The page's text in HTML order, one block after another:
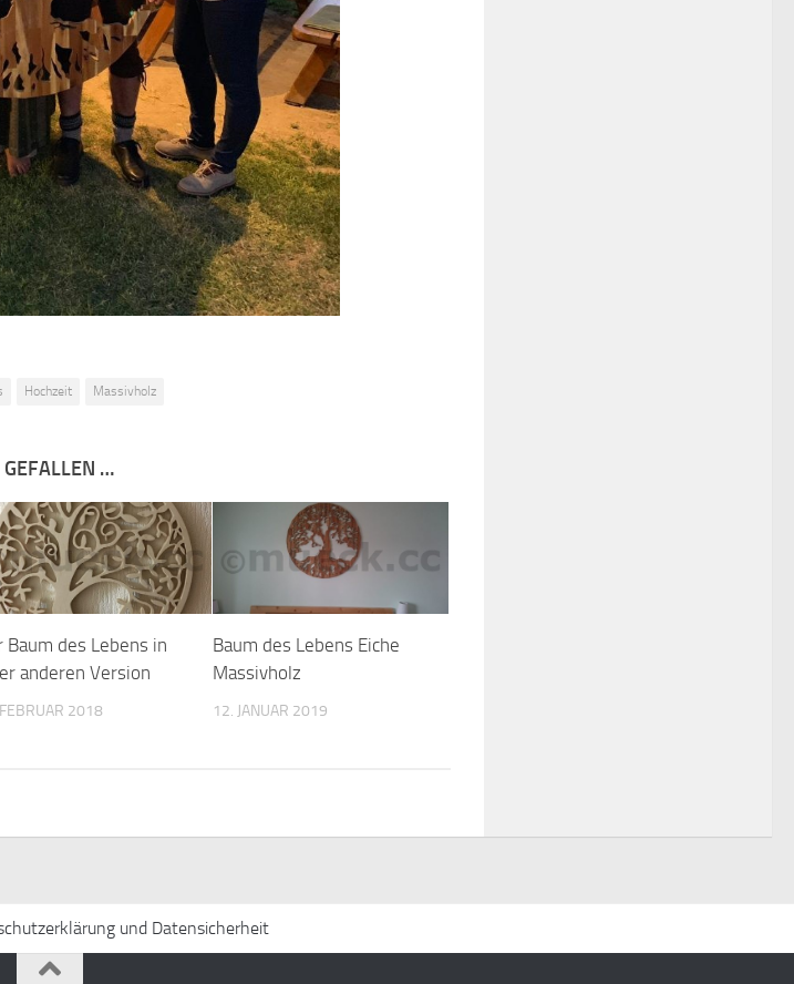
Hochzeit Massivholz
GEFALLEN …
Baum des Lebens in
anderen Version
2018
Baum des Lebens Eiche
Massivholz
12. JANUAR 2019
und Datensicherheit